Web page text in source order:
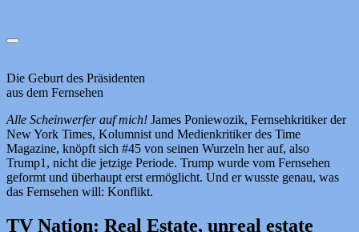
Die Geburt des Präsidenten
aus dem Fernsehen
Alle Scheinwerfer auf mich! James Poniewozik, Fernsehkritiker der
New York Times, Kolumnist und Medienkritiker des Time
Magazine, knöpft sich #45 von seinen Wurzeln her auf, also
Trump1, nicht die jetzige Periode. Trump wurde vom Fernsehen
geformt und überhaupt erst ermöglicht. Und er wusste genau, was
das Fernsehen will: Konflikt.
TV Nation: Real Estate, unreal estate